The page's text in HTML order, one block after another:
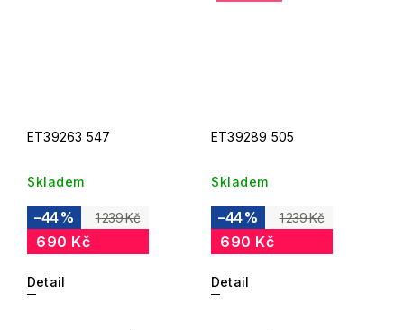
ET39263 547
Skladem
1 239 Kč
–44 %
690 Kč
Detail
ET39289 505
Skladem
1 239 Kč
–44 %
690 Kč
Detail